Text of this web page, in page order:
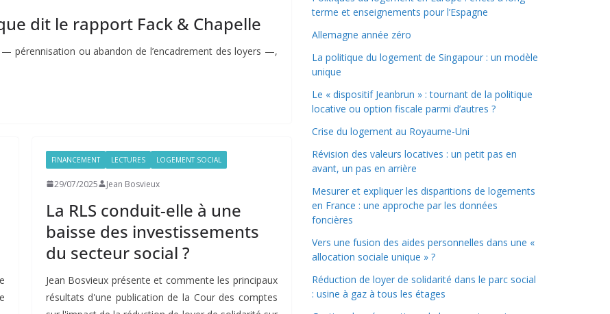
dit le rapport Fack & Chapelle
pérennisation ou abandon de l’encadrement des loyers —,
FINANCEMENT LECTURES LOGEMENT SOCIAL
29/07/2025 Jean Bosvieux
La RLS conduit-elle à une
baisse des investissements
du secteur social ?
Jean Bosvieux présente et commente les principaux
résultats d'une publication de la Cour des comptes
terme et enseignements pour l’Espagne
Allemagne année zéro
La politique du logement de Singapour : un modèle
unique
Le « dispositif Jeanbrun » : tournant de la politique
locative ou option fiscale parmi d’autres ?
Crise du logement au Royaume-Uni
Révision des valeurs locatives : un petit pas en
avant, un pas en arrière
Mesurer et expliquer les disparitions de logements
en France : une approche par les données
foncières
Vers une fusion des aides personnelles dans une «
allocation sociale unique » ?
Réduction de loyer de solidarité dans le parc social
: usine à gaz à tous les étages